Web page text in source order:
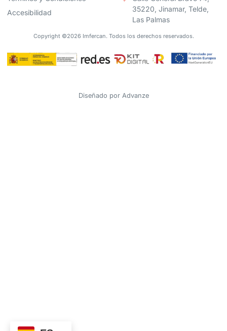
Accesibilidad
35220, Jinamar, Telde,
Las Palmas
Copyright ©2026 Imfercan. Todos los derechos reservados.
Diseñado por Advanze